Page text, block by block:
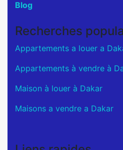
Blog
Recherches
Appartements a louer a
Appartements à vendre à
Maison à louer à Dakar
Maisons a vendre a Dakar